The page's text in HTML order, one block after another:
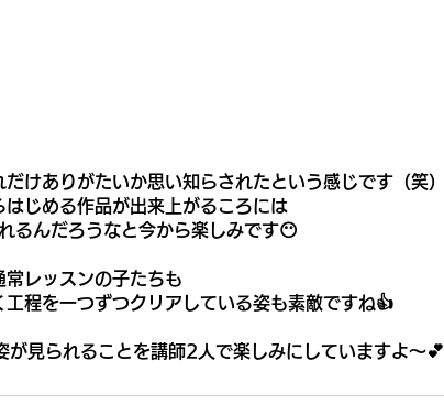
けありがたいか思い知らされたという感じです（笑）
じめる作品が出来上がるころには
るんだろうなと今から楽しみです😶
常レッスンの子たちも
程を一つずつクリアしている姿も素敵ですね👍
見られることを講師2人で楽しみにしていますよ～💕